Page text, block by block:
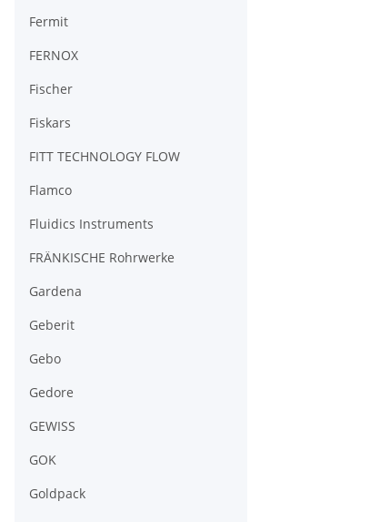
Fermit
FERNOX
Fischer
Fiskars
FITT TECHNOLOGY FLOW
Flamco
Fluidics Instruments
FRÄNKISCHE Rohrwerke
Gardena
Geberit
Gebo
Gedore
GEWISS
GOK
Goldpack